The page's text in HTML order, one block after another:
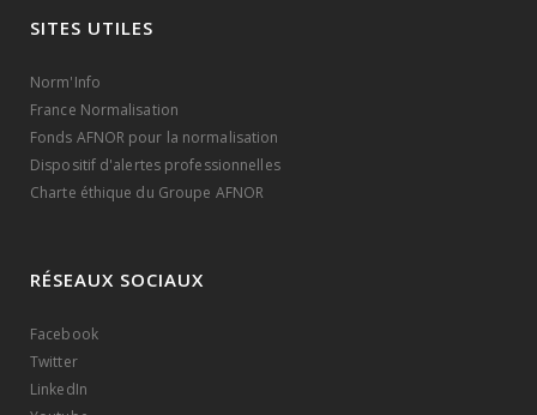
SITES UTILES
Norm'Info
France Normalisation
Fonds AFNOR pour la normalisation
Dispositif d'alertes professionnelles
Charte éthique du Groupe AFNOR
RÉSEAUX SOCIAUX
Facebook
Twitter
LinkedIn